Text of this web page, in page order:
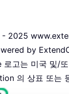
2025
by
고는 미국 및/또
의 상표 또는